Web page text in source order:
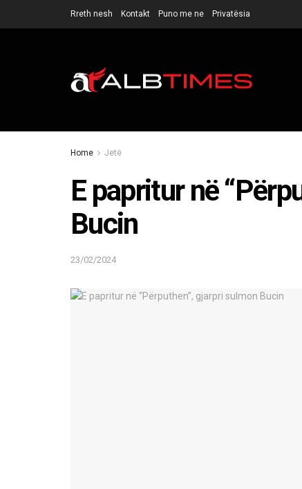
Rreth nesh Kontakt Puno me ne Privatësia
Home Jetë
E papritur në
Bucin
23/02/2024